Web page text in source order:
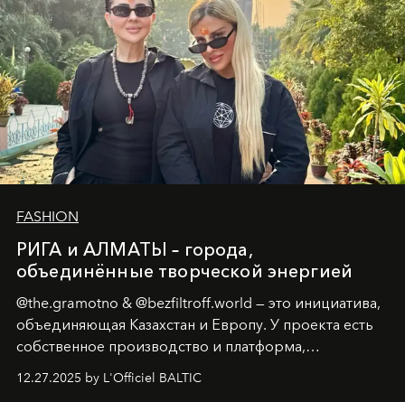
FASHION
РИГА и АЛМАТЫ – города,
объединённые творческой энергией
@the.gramotno & @bezfiltroff.world — это инициатива,
объединяющая Казахстан и Европу. У проекта есть
собственное производство и платформа,
решения для дизайнеров и молодых брендов.
12.27.2025 by L'Officiel BALTIC